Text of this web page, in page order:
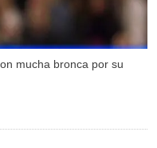
mucha bronca por su